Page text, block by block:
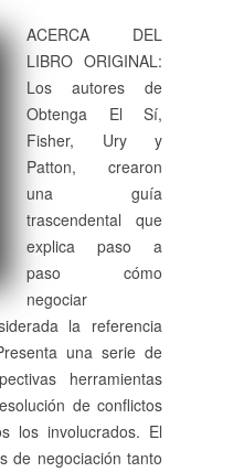
ACERCA DEL
LIBRO ORIGINAL:
Los autores de
Obtenga El Sí,
Fisher, Ury y
Patton, crearon
una guía
trascendental que
explica paso a
paso cómo
negociar
la referencia
una serie de
herramientas
de conflictos
los involucrados. El
de negociación tanto